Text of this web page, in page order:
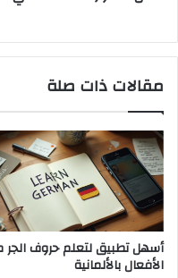
مقالات ذات صلة
أسهل تطبيق لتعلم حروف
الأفعال بالألمانية